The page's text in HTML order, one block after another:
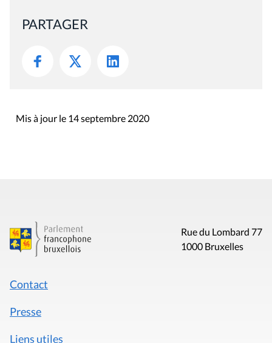
PARTAGER
Mis à jour le 14 septembre 2020
Rue du Lombard 77
1000 Bruxelles
Contact
Presse
Liens utiles